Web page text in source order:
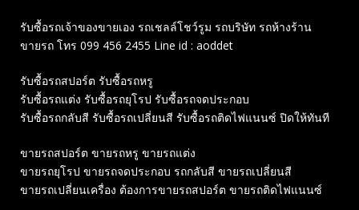
รับซื้อรถเจ้าของขายเอง รถเชลล์โชว์รูม รถบริษัท รถห้างร้าน
ขายรถ โทร 099 456 2455 Line id : aoddet
รับซื้อรถสปอร์ต รับซื้อรถหรู
รับซื้อรถแต่ง รับซื้อรถยุโรป รับซื้อรถจดประกอบ
รับซื้อรถกลับสี รับซื้อรถเปลี่ยนสี รับซื้อรถติดไฟแนนซ์ ปิดให้ทันที
ขายรถสปอร์ต ขายรถหรู ขายรถแต่ง
ขายรถยุโรป ขายรถจดประกอบ รถกลับสี ขายรถเปลี่ยนสี
ขายรถเปลี่ยนเครื่อง ต้องการขายรถสปอร์ต ขายรถติดไฟแนนซ์